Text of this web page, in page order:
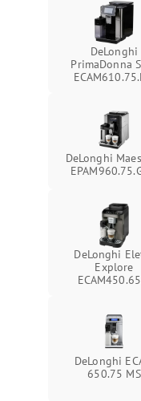
DeLonghi
PrimaDonna
DeLonghi
DeLonghi
Explore
DeLonghi
650.75 MS